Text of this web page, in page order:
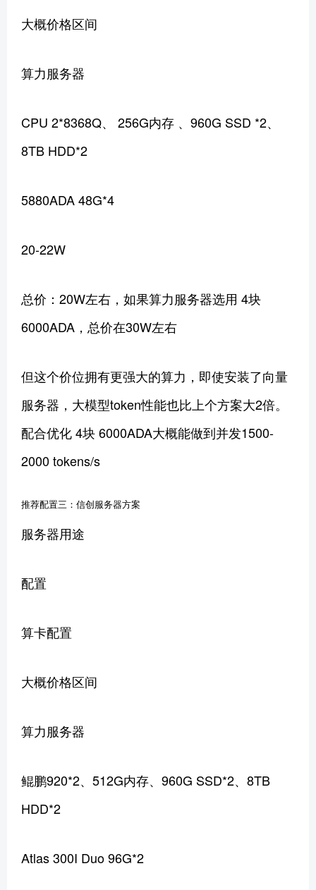
大概价格区间
算力服务器
CPU 2*8368Q、 256G内存 、960G SSD *2、
8TB HDD*2
5880ADA 48G*4
20-22W
总价：20W左右，如果算力服务器选用 4块
6000ADA，总价在30W左右
但这个价位拥有更强大的算力，即使安装了向量
服务器，大模型token性能也比上个方案大2倍。
配合优化 4块 6000ADA大概能做到并发1500-
2000 tokens/s
推荐配置三：信创服务器方案
服务器用途
配置
算卡配置
大概价格区间
算力服务器
鲲鹏920*2、512G内存、960G SSD*2、8TB
HDD*2
Atlas 300I Duo 96G*2